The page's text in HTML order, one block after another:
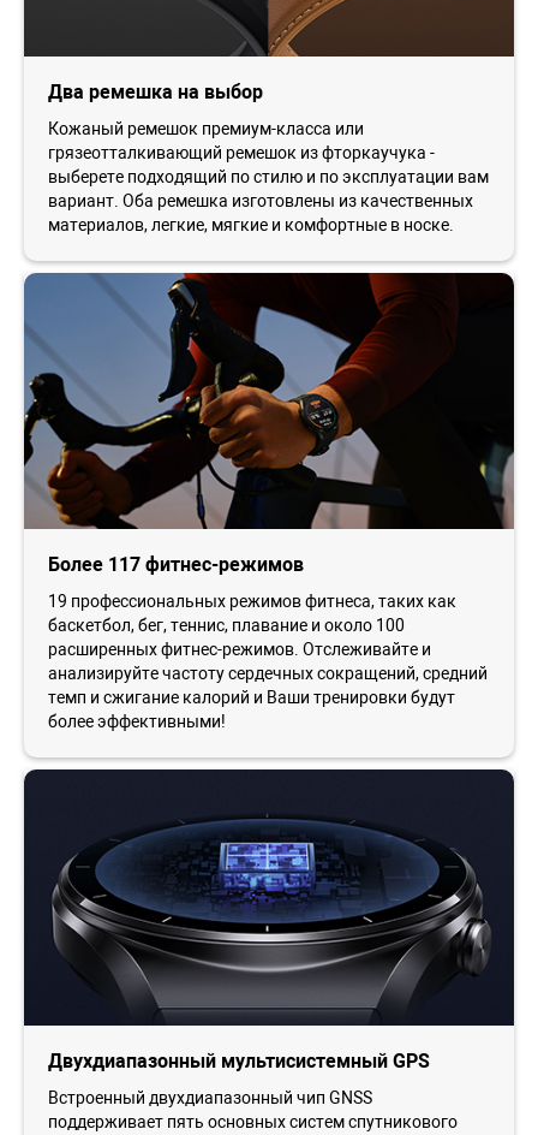
Два ремешка на выбор
Кожаный ремешок премиум-класса или
грязеотталкивающий ремешок из фторкаучука -
выберете подходящий по стилю и по эксплуатации вам
вариант. Оба ремешка изготовлены из качественных
материалов, легкие, мягкие и комфортные в носке.
Более 117 фитнес-режимов
19 профессиональных режимов фитнеса, таких как
баскетбол, бег, теннис, плавание и около 100
расширенных фитнес-режимов. Отслеживайте и
анализируйте частоту сердечных сокращений, средний
темп и сжигание калорий и Ваши тренировки будут
более эффективными!
Двухдиапазонный мультисистемный GPS
Встроенный двухдиапазонный чип GNSS
поддерживает пять основных систем спутникового